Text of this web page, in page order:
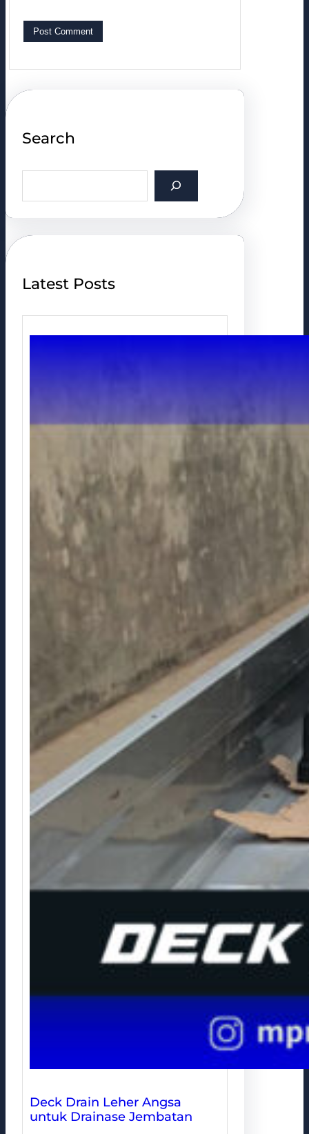
Search
c
Latest Posts
Deck Drain Leher Angsa
untuk Drainase Jembatan